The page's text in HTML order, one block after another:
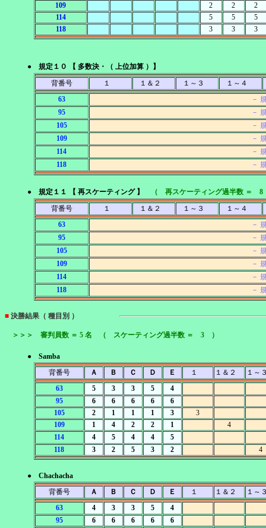
109
2 2
2
114
5 5
5
118
3 3 3
● 規定１０ 【 多数決・（ 上位加算 ）】
背番号
１ １＆２ １～３
１～４
63
－
95
－
105
－
109
－
114
－
118
－
● 規定１１ 【 再スケーティング 】
（ 再スケーティング過半数 ＝
背番号
１ １＆２ １～３
１～４
63
－
95
－
105
－
109
－
114
－
118
－
■ 決勝結果（ 種目別 ）
＞＞＞ 審判員数 ＝ 5 名 （ スケーティング過半数 ＝ 3 ）
● Samba
背番号
Ａ Ｂ Ｃ Ｄ Ｅ １ １＆２
１
63
5 3 3 5
4
95
6 6 6 6
6
105
2 1 1 1 3
3
109
1 4 2 2 1
4
114
4 5 4 4
5
118
3 2 5 3 2 4
● Chachacha
背番号
Ａ Ｂ Ｃ Ｄ Ｅ １ １＆２
１
63
4 3 3 5
4
95
6 6 6 6 6